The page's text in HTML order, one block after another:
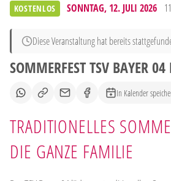
KOSTENLOS SONNTAG, 12. JULI 2026
Diese Veranstaltung hat bereits
SOMMERFEST TSV BAYER 04
In Kalender
TRADITIONELLES
DIE GANZE FAMILIE